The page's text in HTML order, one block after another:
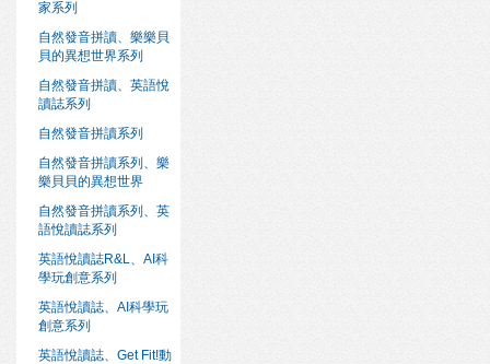
家系列
自然發音拼讀、樂樂貝
貝的異想世界系列
自然發音拼讀、英語悅
讀誌系列
自然發音拼讀系列
自然發音拼讀系列、樂
樂貝貝的異想世界
自然發音拼讀系列、英
語悅讀誌系列
英語悅讀誌R&L、AI科
學玩創意系列
英語悅讀誌、AI科學玩
創意系列
英語悅讀誌、Get Fit!動